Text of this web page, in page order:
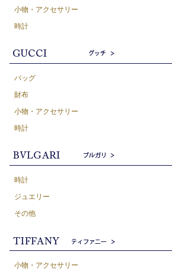
小物・アクセサリー
時計
バッグ
財布
小物・アクセサリー
時計
時計
ジュエリー
その他
小物・アクセサリー